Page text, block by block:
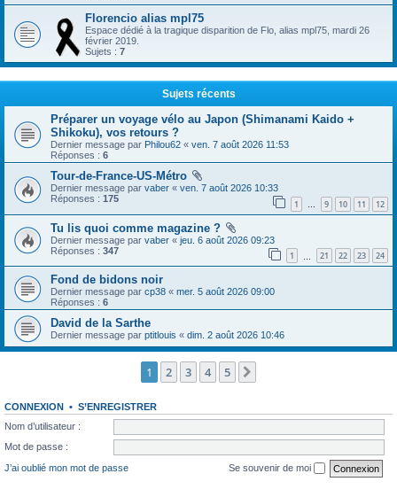
Florencio alias mpl75
Espace dédié à la tragique disparition de Flo, alias mpl75, mardi 26
février 2019.
Sujets : 7
Sujets récents
Préparer un voyage vélo au Japon (Shimanami Kaido +
Shikoku), vos retours ?
Dernier message par Philou62 « ven. 7 août 2026 11:53
Réponses : 6
Tour-de-France-US-Métro
Dernier message par vaber « ven. 7 août 2026 10:33
Réponses : 175 1 … 9 10 11 12
Tu lis quoi comme magazine ?
Dernier message par vaber « jeu. 6 août 2026 09:23
Réponses : 347 1 21 22 23 24
Fond de bidons noir
Dernier message par cp38 « mer. 5 août 2026 09:00
Réponses : 6
David de la Sarthe
Dernier message par ptitlouis « dim. 2 août 2026 10:46
1 2 3 4 5
CONNEXION • S’ENREGISTRER
Nom d’utilisateur :
Mot de passe :
J’ai oublié mon mot de passe
Se souvenir de moi